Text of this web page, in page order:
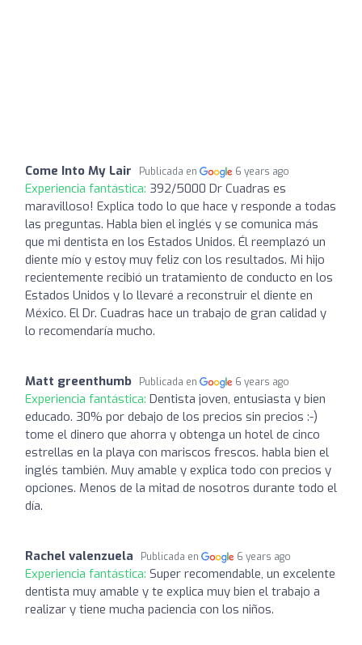
Come Into My Lair Publicada en 6 years ago
Experiencia fantástica: 392/5000 Dr Cuadras es
maravilloso! Explica todo lo que hace y responde a todas
las preguntas. Habla bien el inglés y se comunica más
que mi dentista en los Estados Unidos. Él reemplazó un
diente mío y estoy muy feliz con los resultados. Mi hijo
recientemente recibió un tratamiento de conducto en los
Estados Unidos y lo llevaré a reconstruir el diente en
México. El Dr. Cuadras hace un trabajo de gran calidad y
lo recomendaría mucho.
Matt greenthumb Publicada en 6 years ago
Experiencia fantástica: Dentista joven, entusiasta y bien
educado. 30% por debajo de los precios sin precios :-)
tome el dinero que ahorra y obtenga un hotel de cinco
estrellas en la playa con mariscos frescos. habla bien el
inglés también. Muy amable y explica todo con precios y
opciones. Menos de la mitad de nosotros durante todo el
día.
Rachel valenzuela Publicada en 6 years ago
Experiencia fantástica: Super recomendable, un excelente
dentista muy amable y te explica muy bien el trabajo a
realizar y tiene mucha paciencia con los niños.